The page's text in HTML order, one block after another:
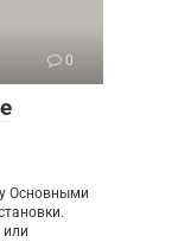
0
Основными
или